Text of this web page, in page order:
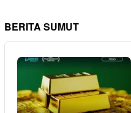
BERITA SUMUT